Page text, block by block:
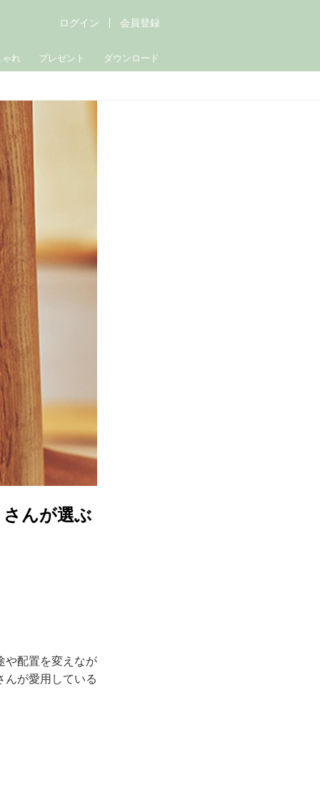
ゃれ プレゼント ダウンロード
ログイン 会員登録
んが選ぶ
や配置を変えなが
んが愛用している